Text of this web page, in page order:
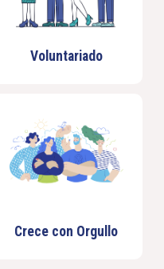
Voluntariado
Crece con Orgullo